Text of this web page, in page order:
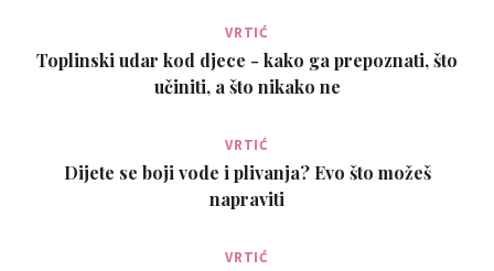
VRTIĆ
Toplinski udar kod djece - kako ga prepoznati, što
učiniti, a što nikako ne
VRTIĆ
Dijete se boji vode i plivanja? Evo što možeš
napraviti
VRTIĆ